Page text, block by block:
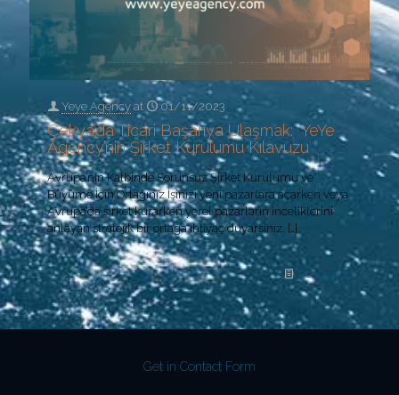
Yeye Agency at 01/11/2023
Çekya’da Ticari Başarıya Ulaşmak: YeYe
Agency’nin Şirket Kurulumu Kılavuzu
Avrupa’nın Kalbinde Sorunsuz Şirket Kurulumu ve
Büyüme İçin Ortağınız İşinizi yeni pazarlara açarken veya
Avrupa’da şirket kurarken yerel pazarların inceliklerini
anlayan stratejik bir ortağa ihtiyaç duyarsınız. […]
Read more
Get in Contact Form